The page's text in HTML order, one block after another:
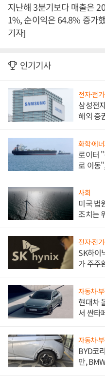
지난해 3분기보다 매출은
1%, 순이익은 64.8% 증가
기자]
인기기사
전자·전
삼성전
해외 증
화학·에
로이터
로 이동
사회
미국 법
조치는
전자·전
SK하이
가 주주
자동차·
현대차
서 싼타
자동차·
BYD코
만,